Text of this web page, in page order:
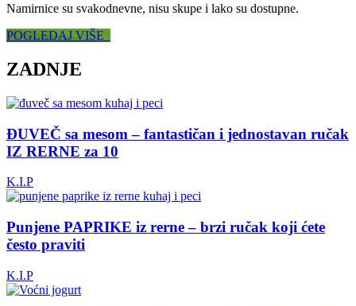
Namirnice su svakodnevne, nisu skupe i lako su dostupne.
POGLEDAJ VIŠE
ZADNJE
ĐUVEČ sa mesom – fantastičan i jednostavan ručak
IZ RERNE za 10
K.I.P
Punjene PAPRIKE iz rerne – brzi ručak koji ćete
često praviti
K.I.P